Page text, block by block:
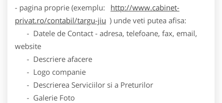
- pagina proprie (exemplu:
http://www.cabinet-
privat.ro/contabil/targu-jiu ) unde veti putea afisa:
- Datele de Contact - adresa, telefoane, fax, email,
website
- Descriere afacere
- Logo companie
- Descrierea Serviciilor si a Preturilor
- Galerie Foto